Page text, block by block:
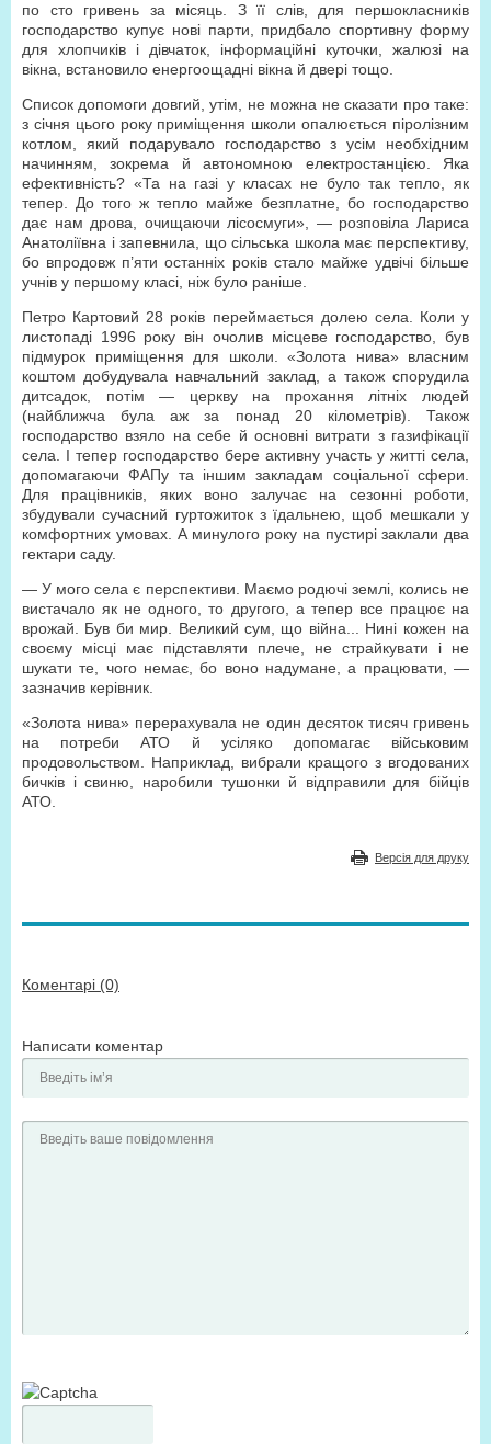
по сто гривень за місяць. З її слів, для першокласників
господарство купує нові парти, придбало спортивну форму
для хлопчиків і дівчаток, інформаційні куточки, жалюзі на
вікна, встановило енергоощадні вікна й двері тощо.
Список допомоги довгий, утім, не можна не сказати про таке:
з січня цього року приміщення школи опалюється піролізним
котлом, який подарувало господарство з усім необхідним
начинням, зокрема й автономною електростанцією. Яка
ефективність? «Та на газі у класах не було так тепло, як
тепер. До того ж тепло майже безплатне, бо господарство
дає нам дрова, очищаючи лісосмуги», — розповіла Лариса
Анатоліївна і запевнила, що сільська школа має перспективу,
бо впродовж п’яти останніх років стало майже удвічі більше
учнів у першому класі, ніж було раніше.
Петро Картовий 28 років переймається долею села. Коли у
листопаді 1996 року він очолив місцеве господарство, був
підмурок приміщення для школи. «Золота нива» власним
коштом добудувала навчальний заклад, а також спорудила
дитсадок, потім — церкву на прохання літніх людей
(найближча була аж за понад 20 кілометрів). Також
господарство взяло на себе й основні витрати з газифікації
села. І тепер господарство бере активну участь у житті села,
допомагаючи ФАПу та іншим закладам соціальної сфери.
Для працівників, яких воно залучає на сезонні роботи,
збудували сучасний гуртожиток з їдальнею, щоб мешкали у
комфортних умовах. А минулого року на пустирі заклали два
гектари саду.
— У мого села є перспективи. Маємо родючі землі, колись не
вистачало як не одного, то другого, а тепер все працює на
врожай. Був би мир. Великий сум, що війна... Нині кожен на
своєму місці має підставляти плече, не страйкувати і не
шукати те, чого немає, бо воно надумане, а працювати, —
зазначив керівник.
«Золота нива» перерахувала не один десяток тисяч гривень
на потреби АТО й усіляко допомагає військовим
продовольством. Наприклад, вибрали кращого з вгодованих
бичків і свиню, наробили тушонки й відправили для бійців
АТО.
Версія для друку
Коментарі (0)
Написати коментар